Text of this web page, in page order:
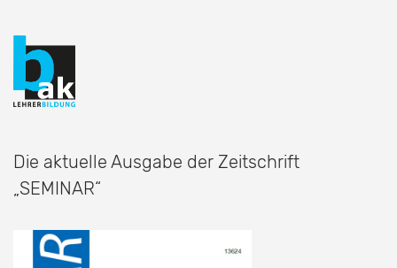
Die aktuelle Ausgabe der Zeitschrift
„SEMINAR“